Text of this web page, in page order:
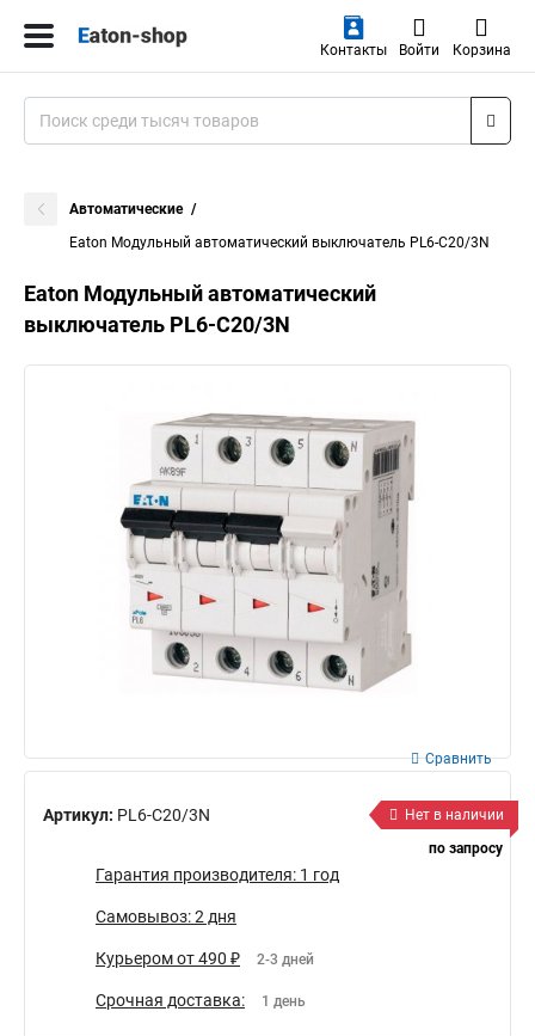
Контакты Войти Корзина
Автоматические
Eaton Модульный автоматический выключатель PL6-C20/3N
Eaton Модульный автоматический
выключатель PL6-C20/3N
Артикул: PL6-C20/3N
Сравнить
Нет в наличии
по запросу
Гарантия производителя: 1 год
Самовывоз: 2 дня
Курьером от 490 ₽ 2-3 дней
Срочная доставка: 1 день